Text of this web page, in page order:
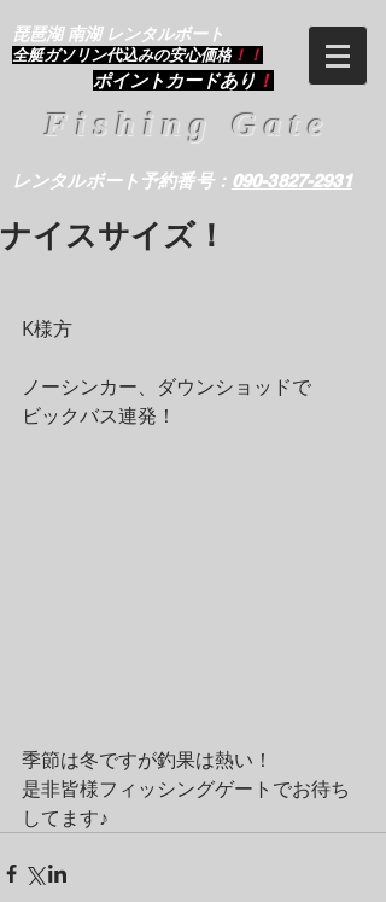
琵琶湖 南湖 レンタルボート
​全艇ガソリン代込みの安心価格 ！！
ポイントカードあり ！
Fishing Gate
レンタルボート予約番号： 090-3827-2931
ナイスサイズ！
K様方
ノーシンカー、ダウンショッドで
ビックバス連発！
季節は冬ですが釣果は熱い！
是非皆様フィッシングゲートでお待ち
してます♪